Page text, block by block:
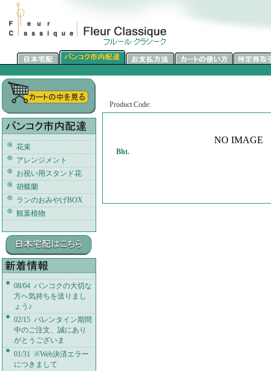
花束
アレンジメント
お祝い用スタンド花
胡蝶蘭
ランのおみやげBOX
観葉植物
08/04 バンコクの大切な
方へ気持ちを送りまし
ょう♪
02/15 バレンタイン期間
中のご注文、誠にあり
がとうございま
01/31 ※Web決済エラー
につきまして
Product Code:
NO IMAGE
Bht.